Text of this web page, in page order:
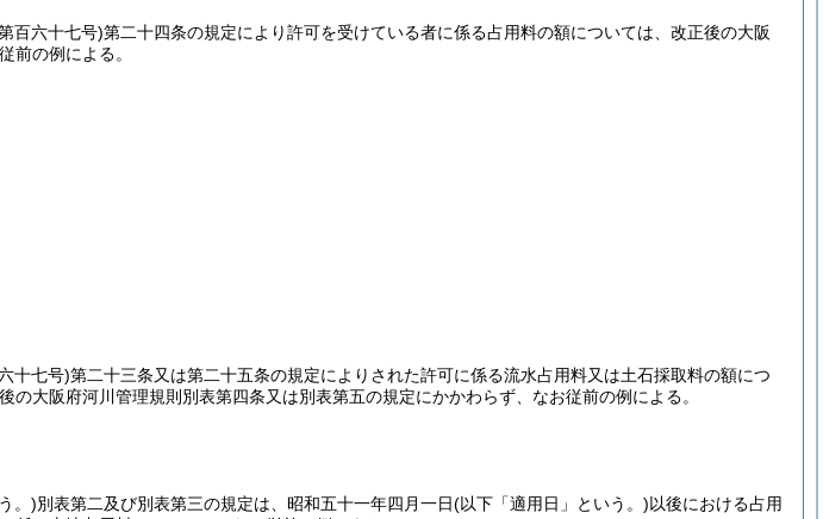
百六十七号)第二十四条の規定により許可を受けている者に係る占用料の額については、改正後の大阪
前の例による。
十七号)第二十三条又は第二十五条の規定によりされた許可に係る流水占用料又は土石採取料の額につ
の大阪府河川管理規則別表第四条又は別表第五の規定にかかわらず、なお従前の例による。
。)別表第二及び別表第三の規定は、昭和五十一年四月一日(以下「適用日」という。)以後における占用